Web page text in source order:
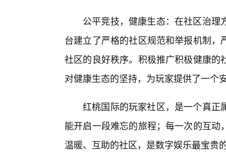
公平竞技，健康生态：在社区治
台建立了严格的社区规范和举报机制
社区的良好秩序。积极推广积极健康
对健康生态的坚持，为玩家提供了一个
红桃国际的玩家社区，是一个真正
能开启一段难忘的旅程；每一次的互
温暖、互助的社区，是数字娱乐最宝贵